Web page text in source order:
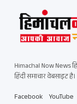
Himachal Now News
हिंदी समाचार वेबसाइट है।
Facebook YouTube